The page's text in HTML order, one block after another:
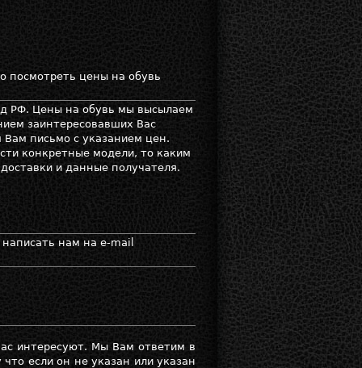
посмотреть цены на обувь
РФ. Цены на обувь мы высылаем
заинтересовавших Вас
письмо с указанием цен.
конкретные модели, то каким
и данные получателя.
нам на e-mail
интересуют. Мы Вам ответим в
если он не указан или указан